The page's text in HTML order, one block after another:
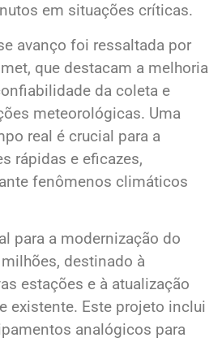
em situações críticas.
avanço foi ressaltada por
que destacam a melhoria
da coleta e
meteorológicas. Uma
real é crucial para a
rápidas e eficazes,
fenômenos climáticos
para a modernização do
destinado à
estações e à atualização
existente. Este projeto inclui
analógicos para